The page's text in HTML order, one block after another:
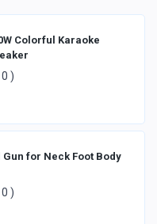
Colorful Karaoke
)
for Neck Foot Body
)